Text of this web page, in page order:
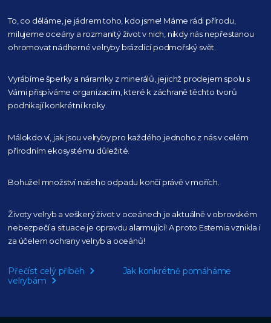
To, co děláme, je jádrem toho, kdo jsme! Máme rádi přírodu,
milujeme oceány a rozmanitý život v nich, nikdy nás nepřestanou
ohromovat nádherné velryby brázdící podmořský svět.
Vyrábíme šperky a náramky z minerálů, jejichž prodejem spolu s
Vámi přispíváme organizacím, které k záchraně těchto tvorů
podnikají konkrétní kroky.
Málokdo ví, jak jsou velryby pro každého jednoho z nás v celém
přírodním ekosystému důležité.
Bohužel množství našeho odpadu končí právě v mořích.
Životy velryb a veškerý život v oceánech je aktuálněv obrovském
nebezpečí a situace je opravdu alarmující! A proto Estemia vznikla i
za účelem ochrany velryb a oceánů!
Přečíst celý příběh
Jak konkrétně pomáháme
velrybám